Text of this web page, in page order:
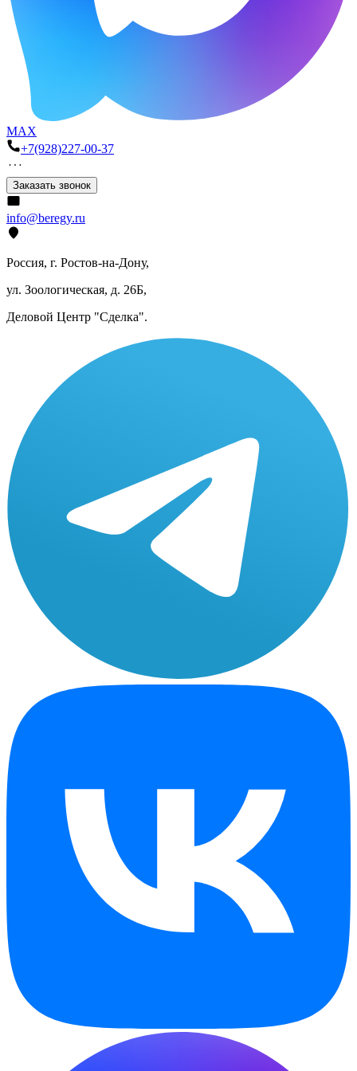
MAX
+7(928)227-00-37
Заказать звонок
info@beregy.ru
Россия, г. Ростов-на-Дону,
ул. Зоологическая, д. 26Б,
Деловой Центр "Сделка".